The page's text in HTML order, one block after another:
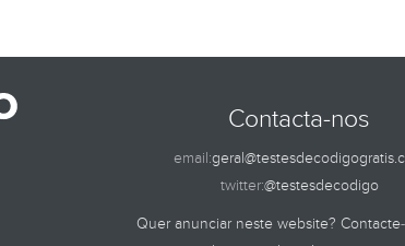
Contacta-nos
email:
twitter:@testesdecodigo
Quer anunciar neste website?